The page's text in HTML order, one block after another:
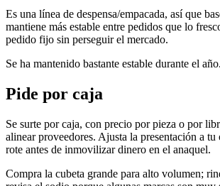
Es una línea de despensa/empacada, así que
mantiene más estable entre pedidos que lo
pedido fijo sin perseguir el mercado.
Se ha mantenido bastante estable durante el año.
Pide por caja
Se surte por caja, con precio por pieza o por
alinear proveedores. Ajusta la presentación a tu
rote antes de inmovilizar dinero en el anaquel.
Compra la cubeta grande para alto volumen;